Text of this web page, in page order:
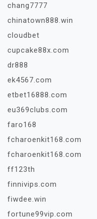
chang7777
chinatown888.win
cloudbet
cupcake88x.com
dr888
ek4567.com
etbet16888.com
eu369clubs.com
faro168
fcharoenkit168.com
fcharoenkit168.com
ff123th
finnivips.com
fiwdee.win
fortune99vip.com